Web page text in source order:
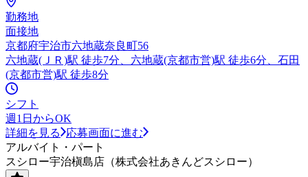
勤務地
面接地
京都府宇治市六地蔵奈良町56
六地蔵(ＪＲ)駅 徒歩7分、六地蔵(京都市営)駅 徒歩6分、石田
(京都市営)駅 徒歩8分
シフト
週1日からOK
詳細を見る
応募画面に進む
アルバイト・パート
スシロー宇治槇島店（株式会社あきんどスシロー）